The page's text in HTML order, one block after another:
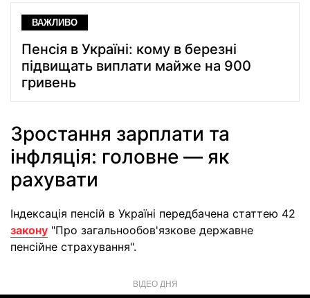
ВАЖЛИВО
Пенсія в Україні: кому в березні
підвищать виплати майже на 900
гривень
Зростання зарплати та
інфляція: головне — як
рахувати
Індексація пенсій в Україні передбачена статтею 42
закону "Про загальнообов'язкове державне
пенсійне страхування".
ВІДЕО ДНЯ